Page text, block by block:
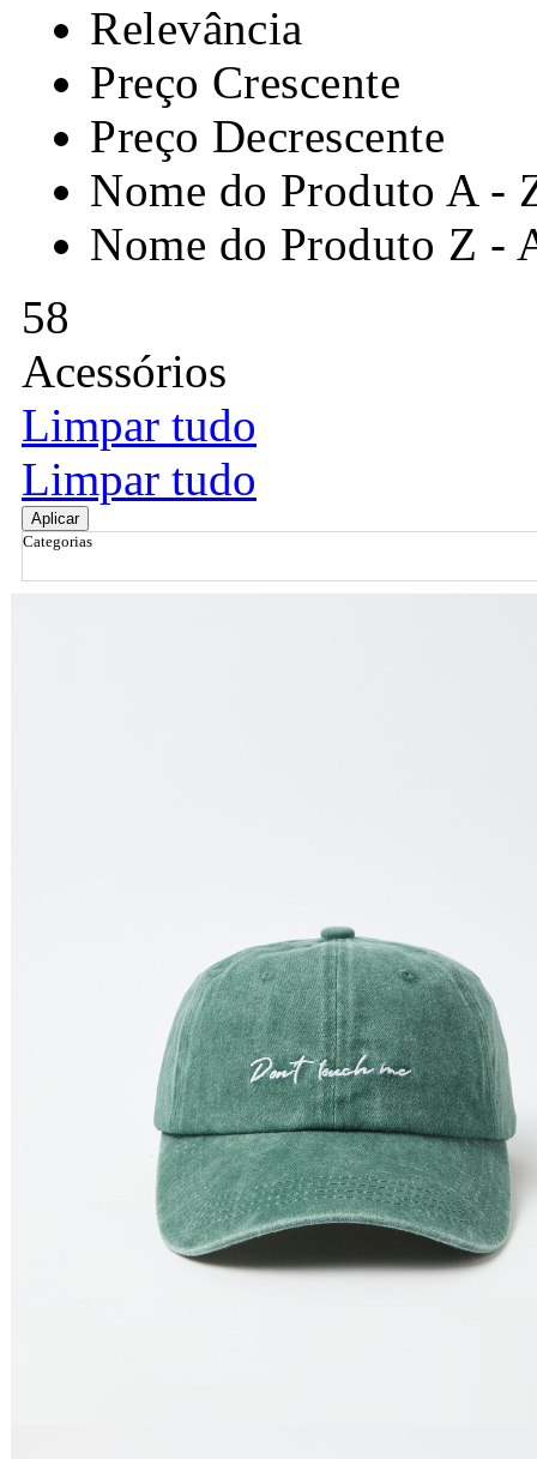
Relevância
Preço Crescente
Preço Decrescente
Nome do Produto A -
Nome do Produto Z -
58
Acessórios
Limpar tudo
Limpar tudo
Aplicar
Categorias